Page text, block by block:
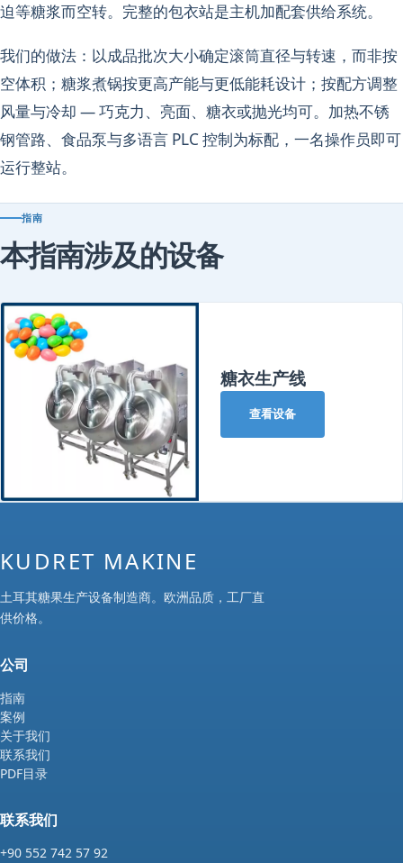
迫等糖浆而空转。完整的包衣站是主机加配套供给系统。
我们的做法：以成品批次大小确定滚筒直径与转速，而非按
空体积；糖浆煮锅按更高产能与更低能耗设计；按配方调整
风量与冷却 — 巧克力、亮面、糖衣或抛光均可。加热不锈
钢管路、食品泵与多语言 PLC 控制为标配，一名操作员即可
运行整站。
指南
本指南涉及的设备
糖衣生产线
查看设备
KUDRET MAKINE
土耳其糖果生产设备制造商。欧洲品质，工厂直
供价格。
公司
指南
案例
关于我们
联系我们
PDF目录
联系我们
+90 552 742 57 92